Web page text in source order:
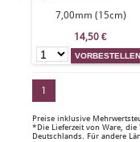
7,00mm (15cm)
14,50 €
1
Preise inklusive
*Die Lieferzeit von Ware, die
Deutschlands. Für andere